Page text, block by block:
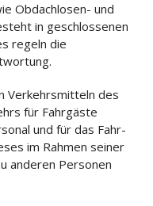
Obdachlosen- und
in geschlossenen
regeln die
Verkehrsmitteln des
für Fahrgäste
und für das Fahr-
im Rahmen seiner
anderen Personen